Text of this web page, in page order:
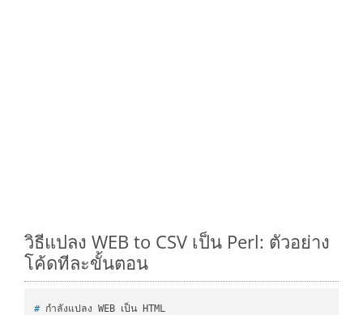
วิธีแปลง WEB to CSV เป็น Perl: ตัวอย่าง
โค้ดทีละขั้นตอน
# กำลังแปลง WEB เป็น HTML